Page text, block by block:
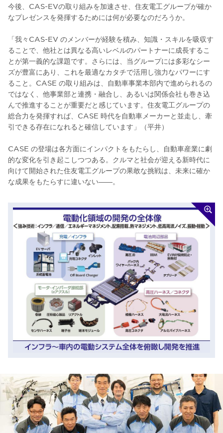
今後、CAS-EVの取り組みを加速させ、住友電工グループが確か
なプレゼンスを発揮するためには何が必要なのだろうか。
「我々CAS-EV のメンバーが経験を積み、知識・スキルを吸収す
ることで、他社とは異なる高いレベルのパートナーに成長するこ
とが第一義的な課題です。さらには、当グループには多彩なシー
ズが豊富にあり、これを最適なカタチで活用し強力なパワーにす
ること。CASE の取り組みは、自動車事業本部内で進められるの
ではなく、他事業部と連携・融合し、あるいは関係会社も巻き込
んで推進することが重要だと感じています。住友電工グループの
総合力を発揮すれば、CASE 時代を自動車メーカーと並走し、牽
引できる存在になれると確信しています」（平井）
CASE の登場は各方面にインパクトをもたらし、自動車産業に劇
的な変化を引き起こしつつある。クルマと社会が迎える新時代に
向けて開始された住友電工グループの果敢な挑戦は、未来に確か
な成果をもたらすに違いない――。